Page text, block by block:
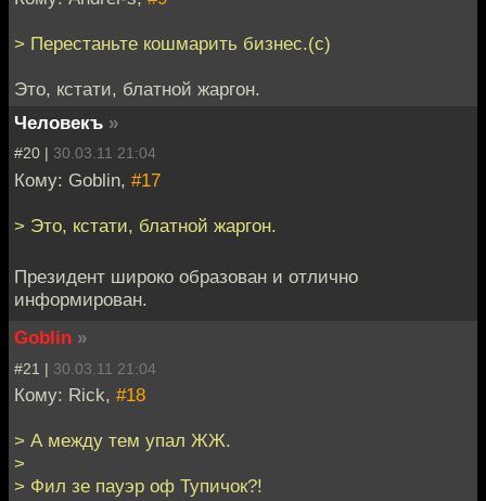
> Перестаньте кошмарить бизнес.(c)
Это, кстати, блатной жаргон.
Человекъ »
#20 | 30.03.11 21:04
Кому: Goblin, #17
> Это, кстати, блатной жаргон.
Президент широко образован и отлично
информирован.
Goblin »
#21 | 30.03.11 21:04
Кому: Riсk, #18
> А между тем упал ЖЖ.
>
> Фил зе пауэр оф Тупичок?!